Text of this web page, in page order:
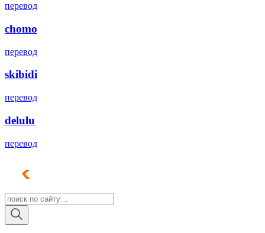
перевод
chomo
перевод
skibidi
перевод
delulu
перевод